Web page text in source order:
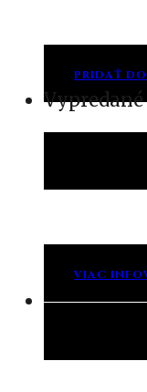
PRIDAŤ
Vypredané
VIAC INFO